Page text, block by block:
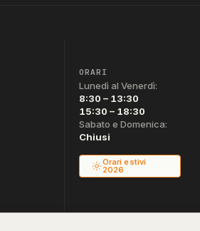
ORARI
Lunedì al Venerdì:
8:30 – 13:30
15:30 – 18:30
Sabato e Domenica:
Chiusi
Orari estivi
2026